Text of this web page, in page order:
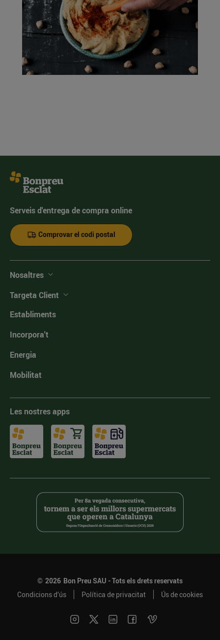
Serveis d'entrega de compra online
Comprovar el codi postal
Nosaltres
Targeta Client
Establiments
Incorpora't
Energia
Mobilitat
Les nostres apps
© 2026 Bon Preu SAU - Tots els drets reservats
Condicions d’ús
Política de privacitat Ús de cookies